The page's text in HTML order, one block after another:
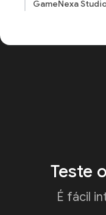
GameNexa
Teste
É fácil